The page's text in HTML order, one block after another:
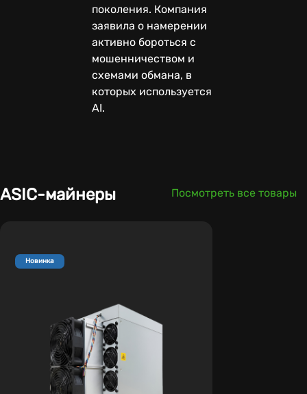
поколения. Компания
заявила о намерении
активно бороться с
мошенничеством и
схемами обмана, в
которых используется
AI.
ASIC-майнеры Посмотреть все товары
Новинка